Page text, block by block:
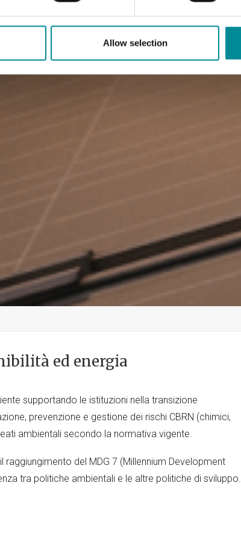
Allow selection
ed energia
supportando le istituzioni nella transizione
prevenzione e gestione dei rischi CBRN (chimici,
ambientali secondo la normativa vigente.
del MDG 7 (Millennium Development
tra politiche ambientali e le altre politiche di sviluppo.